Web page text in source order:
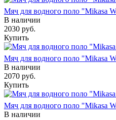
Мяч для водного поло "Mikasa
В наличии
2030 руб.
Купить
Мяч для водного поло "Mikasa
В наличии
2070 руб.
Купить
Мяч для водного поло "Mikasa
В наличии